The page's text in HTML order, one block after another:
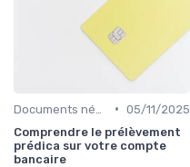
• 05/11/2025
Comprendre le prélèvement
prédica sur votre compte
bancaire